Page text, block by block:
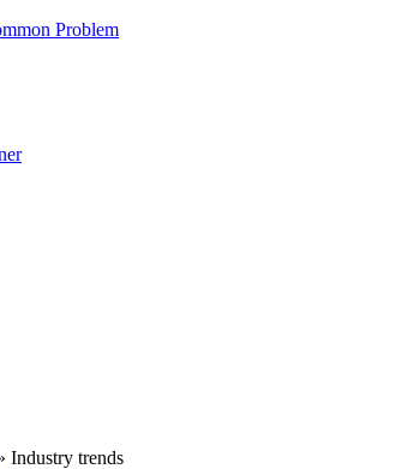
Problem
Industry trends